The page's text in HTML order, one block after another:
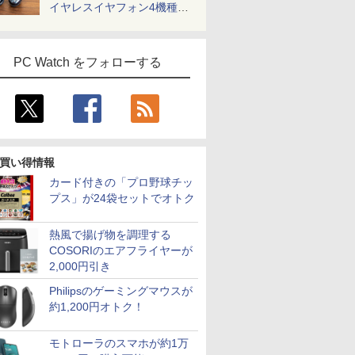
イヤレスイヤフォン4機種を
PC Watch をフォローする
い得情報
カード付きの「プロ野球チッ
プス」が24袋セットでオトク
熱風で揚げ物を調理する
COSORIのエアフライヤーが
2,000円引き
Philipsのゲーミングマウスが
約1,200円オトク！
モトローラのスマホが約1万